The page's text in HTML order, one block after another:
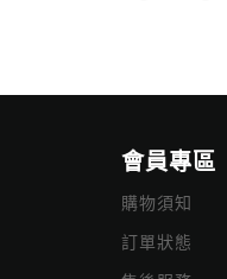
會員專區
購物須知
訂單狀態